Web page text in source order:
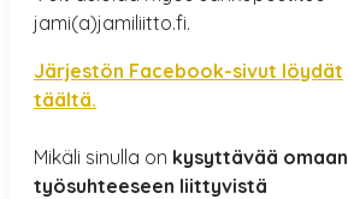
jami(a)jamiliitto.fi.
Järjestön Facebook-sivut löydät
täältä.
Mikäli sinulla on kysyttävää omaan
työsuhteeseen liittyvistä